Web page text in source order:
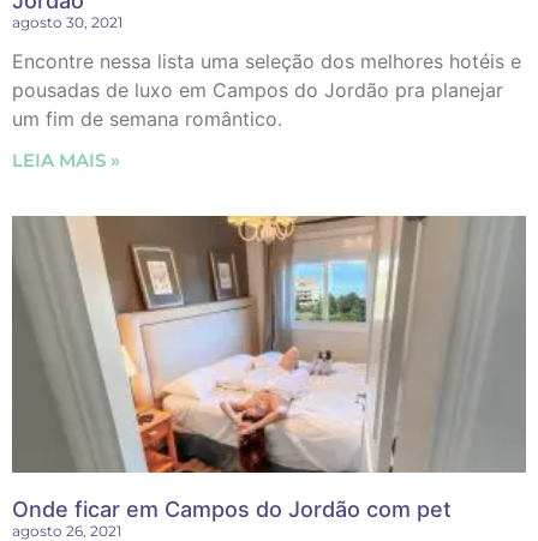
agosto 30, 2021
Encontre nessa lista uma seleção dos melhores hotéis e
pousadas de luxo em Campos do Jordão pra planejar
um fim de semana romântico.
LEIA MAIS »
Onde ficar em Campos do Jordão com pet
agosto 26, 2021